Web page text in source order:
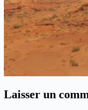
Laisser un